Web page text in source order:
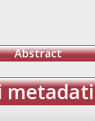
Abstract
metadati